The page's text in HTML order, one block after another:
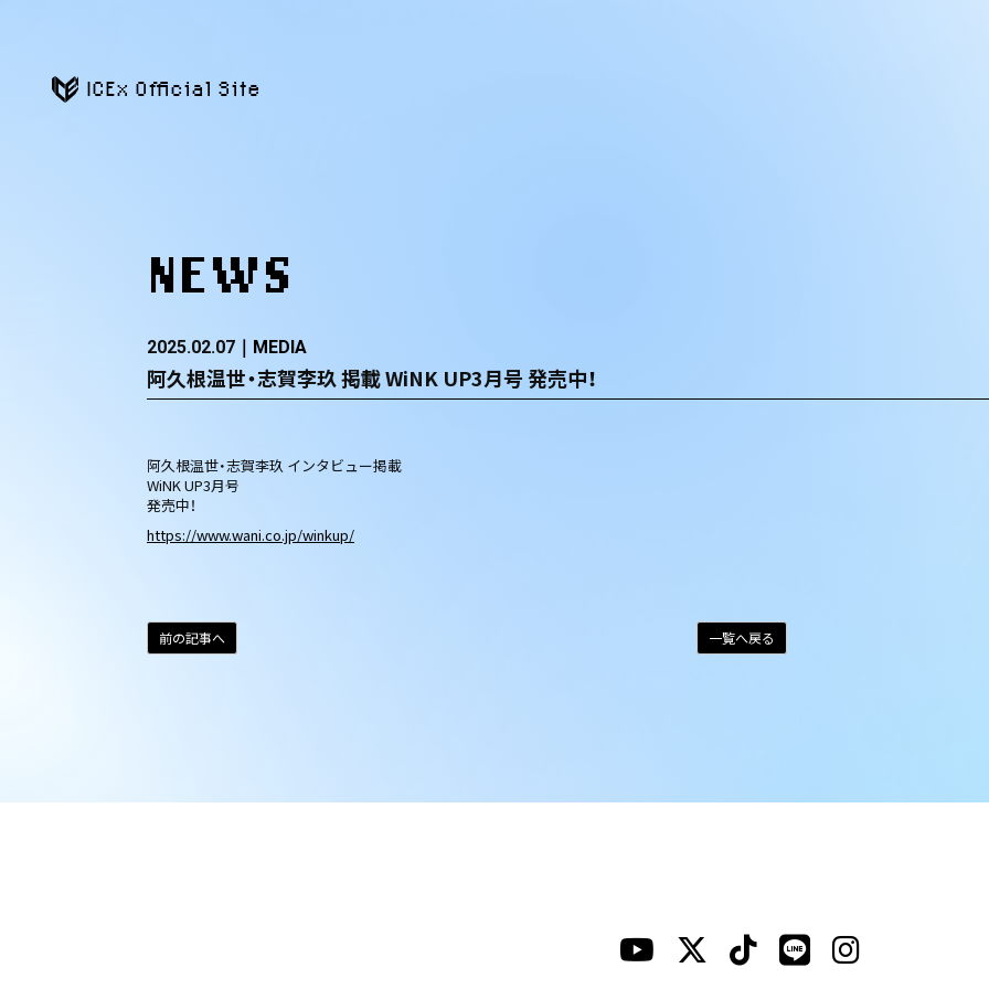
ICEx Official Site
NEWS
2025.02.07 MEDIA
阿久根温世・志賀李玖 掲載 WiNK UP3月号 発売中！
阿久根温世・志賀李玖 インタビュー掲載
WiNK UP3月号
発売中！
https://www.wani.co.jp/winkup/
一覧へ戻る
前の記事へ